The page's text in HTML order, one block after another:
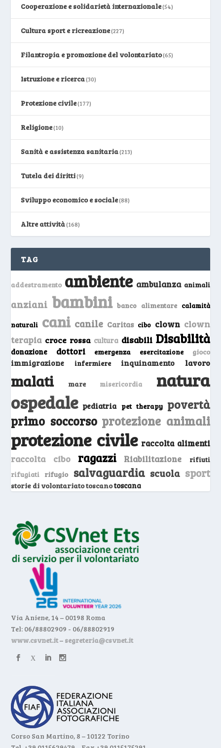
Cooperazione e solidarietà internazionale(54)
Cultura sport e ricreazione(227)
Filantropia e promozione del volontariato(65)
Istruzione e ricerca(30)
Protezione civile(177)
Religione(10)
Sanità e assistenza sanitaria(213)
Tutela dei diritti(9)
Sviluppo economico e sociale(88)
Altre attività(168)
TAG
addestramento ambiente ambulanza animali
anziani bambini banco alimentare calamità
naturali cani canile Caritas cibo clown clown
terapia croce rossa cultura disabili Disabilità
donazione dottori emergenza esercitazione gioco
immigrazione infermiere inquinamento lavoro
malati mare misericordia natura
ospedale pediatria pet therapy povertà
primo soccorso protezione animali
protezione civile raccolta alimenti
raccolta cibo ragazzi Riabilitazione
rifiuti
rifugiati
rifugio salvaguardia scuola sport
storie di volontariato toscanotoscana
Via Aniene, 14 – 00198 Roma
Tel: 06/88802909 - 06/88802919
www.csvnet.it– segreteria@csvnet.it
Corso San Martino, 8 – 10122 Torino